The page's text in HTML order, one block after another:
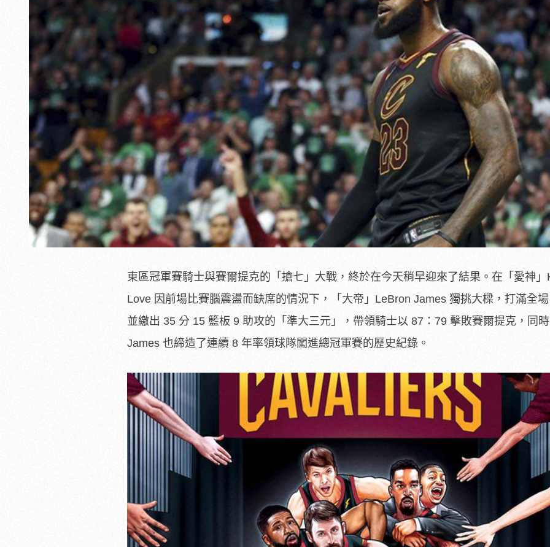
東區冠軍賽騎士與賽爾提克的「搶七」大戰，終於在今天稍早迎來了結果。在「愛神」
Love 因前場比賽腦震盪而缺席的情況下，「大帝」LeBron James 獨挑大樑，打滿全
並繳出 35 分 15 籃板 9 助攻的「準大三元」，帶領騎士以 87：79 擊敗賽爾提克，同
James 也締造了連續 8 年率領球隊闖進總冠軍賽的歷史紀錄。